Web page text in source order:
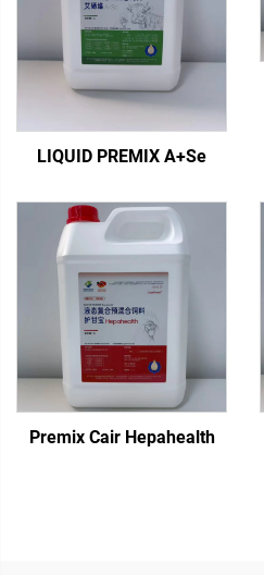
LIQUID PREMIX A+Se
Premix Cair Hepahealth